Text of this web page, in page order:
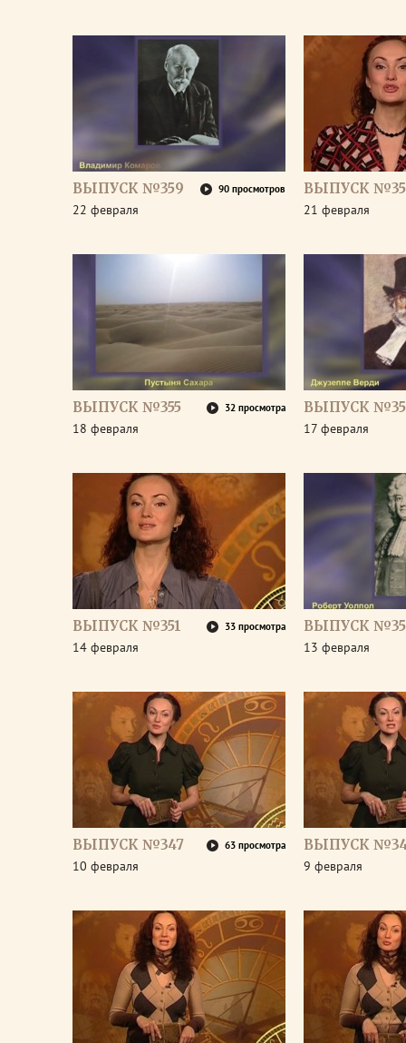
ВЫПУСК №359 90 просмотров
22 февраля
ВЫПУСК
21 февраля
ВЫПУСК №355 32 просмотра
18 февраля
ВЫПУСК
17 февраля
ВЫПУСК №351 33 просмотра
14 февраля
ВЫПУСК
13 февраля
ВЫПУСК №347 63 просмотра
10 февраля
ВЫПУСК
9 февраля